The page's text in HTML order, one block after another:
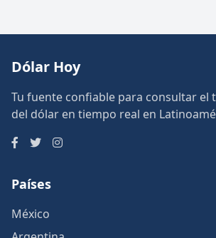
Dólar Hoy
Tu fuente confiable para consultar el
del dólar en tiempo real en
Países
México